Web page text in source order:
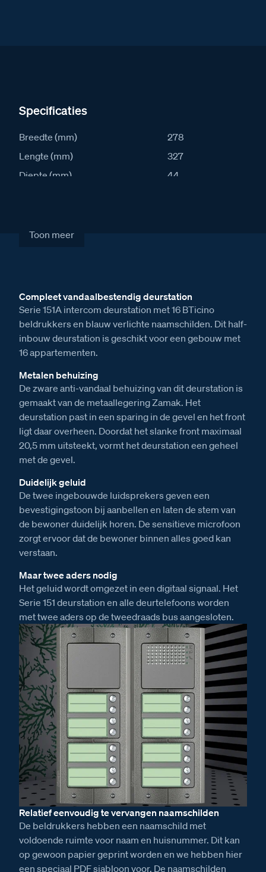
Specificaties
Breedte (mm)
278
Lengte (mm)
327
Diepte (mm)
44
Stroomafname in rust (mA)
Verkoopprijs excl. BTW € 1.712,00
Toon meer
Compleet vandaalbestendig deurstation
Serie 151A intercom deurstation met 16 BTicino
beldrukkers en blauw verlichte naamschilden. Dit half-
inbouw deurstation is geschikt voor een gebouw met
16 appartementen.
Metalen behuizing
De zware anti-vandaal behuizing van dit deurstation is
gemaakt van de metaallegering Zamak. Het
deurstation past in een sparing in de gevel en het front
ligt daar overheen. Doordat het slanke front maximaal
20,5 mm uitsteekt, vormt het deurstation een geheel
met de gevel.
Duidelijk geluid
De twee ingebouwde luidsprekers geven een
bevestigingstoon bij aanbellen en laten de stem van
de bewoner duidelijk horen. De sensitieve microfoon
zorgt ervoor dat de bewoner binnen alles goed kan
verstaan.
Maar twee aders nodig
Het geluid wordt omgezet in een digitaal signaal. Het
Serie 151 deurstation en alle deurtelefoons worden
met twee aders op de tweedraads bus aangesloten.
Relatief eenvoudig te vervangen naamschilden
De beldrukkers hebben een naamschild met
voldoende ruimte voor naam en huisnummer. Dit kan
op gewoon papier geprint worden en we hebben hier
een speciaal PDF sjabloon voor. De naamschilden